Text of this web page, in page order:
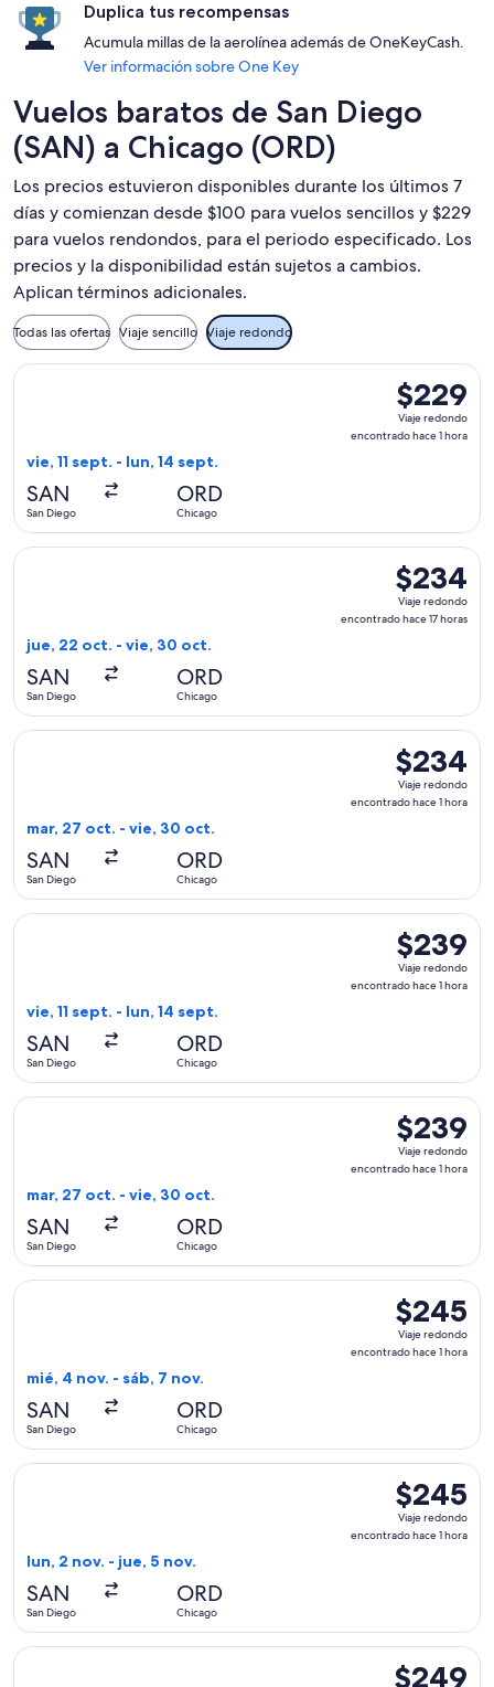
Duplica tus recompensas
Acumula millas de la aerolínea además de OneKeyCash.
Ver información sobre One Key
Vuelos baratos de San Diego
(SAN) a Chicago (ORD)
Los precios estuvieron disponibles durante los últimos 7
días y comienzan desde $100 para vuelos sencillos y $229
para vuelos rendondos, para el periodo especificado. Los
precios y la disponibilidad están sujetos a cambios.
Aplican términos adicionales.
Todas las ofertas Viaje sencillo Viaje redondo
$229
Viaje
redondo,
$229
Viaje redondo
encontrado hace 1 hora
vie, 11 sept. - lun, 14 sept.
SAN
San Diego
ORD
Chicago
Seleccionar vuelo de United, con salida el vie, 11 sept.
$234
Viaje
redondo,
$234
Viaje redondo
encontrado hace 17 horas
jue, 22 oct. - vie, 30 oct.
SAN
San Diego
ORD
Chicago
Seleccionar vuelo de Frontier Airlines, con salida el jue, 22
$234
Viaje
redondo,
$234
Viaje redondo
encontrado hace 1 hora
mar, 27 oct. - vie, 30 oct.
SAN
San Diego
ORD
Chicago
Seleccionar vuelo de Frontier Airlines, con salida el mar,
$239
Viaje
redondo,
$239
Viaje redondo
encontrado hace 1 hora
vie, 11 sept. - lun, 14 sept.
SAN
San Diego
ORD
Chicago
Seleccionar vuelo de United, con salida el vie, 11 sept.
$239
Viaje
redondo,
$239
Viaje redondo
encontrado hace 1 hora
mar, 27 oct. - vie, 30 oct.
SAN
San Diego
ORD
Chicago
Seleccionar vuelo de Frontier Airlines, con salida el mar,
$245
Viaje
redondo,
$245
Viaje redondo
encontrado hace 1 hora
mié, 4 nov. - sáb, 7 nov.
SAN
San Diego
ORD
Chicago
Seleccionar vuelo de United, con salida el mié, 4 nov.
$245
Viaje
redondo,
$245
Viaje redondo
encontrado hace 1 hora
lun, 2 nov. - jue, 5 nov.
SAN
San Diego
ORD
Chicago
Seleccionar vuelo de United, con salida el lun, 2 nov.
$249
$249
Seleccionar vuelo de Alaska Airlines, con salida el lun, 5